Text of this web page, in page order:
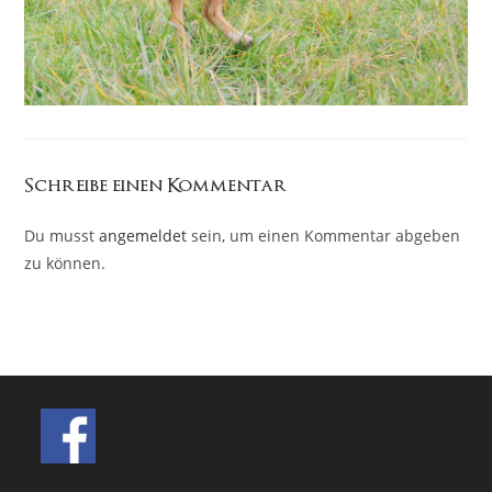
Schreibe einen Kommentar
Du musstangemeldet sein, um einen Kommentar abgeben
zu können.